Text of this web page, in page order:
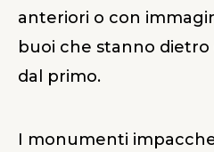
anteriori o con
buoi che stanno
dal primo.
I monumenti